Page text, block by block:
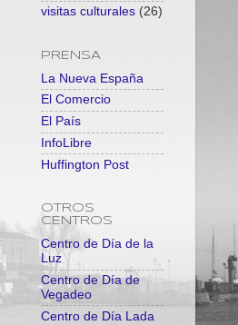
visitas culturales (26)
PRENSA
La Nueva España
El Comercio
El País
InfoLibre
Huffington Post
OTROS
CENTROS
Centro de Día de la
Luz
Centro de Día de
Vegadeo
Centro de Día Lada